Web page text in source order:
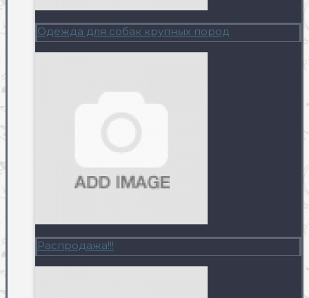
Одежда для собак крупных пород
Распродажа!!!